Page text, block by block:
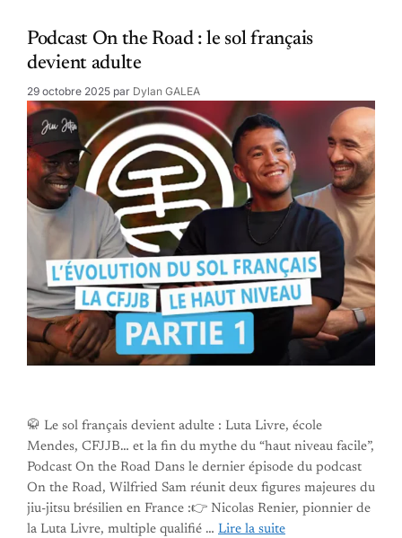
Podcast On the Road : le sol français
devient adulte
29 octobre 2025 par Dylan GALEA
🥋 Le sol français devient adulte : Luta Livre, école
Mendes, CFJJB… et la fin du mythe du “haut niveau facile”,
Podcast On the Road Dans le dernier épisode du podcast
On the Road, Wilfried Sam réunit deux figures majeures du
jiu-jitsu brésilien en France :👉 Nicolas Renier, pionnier de
la Luta Livre, multiple qualifié … Lire la suite